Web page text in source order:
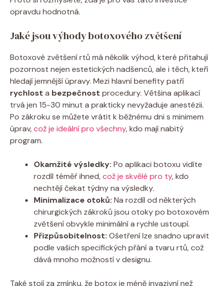
opravdu hodnotná.
Jaké jsou výhody botoxového zvětšení
Botoxové zvětšení rtů má několik výhod, které přitahují
pozornost nejen estetických nadšenců, ale i těch, kteří
hledají jemnější úpravy. Mezi hlavní benefity patří
rychlost a bezpečnost procedury. Většina aplikací
trvá jen 15-30 minut a prakticky nevyžaduje anestézii.
Po zákroku se můžete vrátit k běžnému dni s minimem
úprav,což je ideální pro všechny, kdo mají nabitý
program.
Okamžité výsledky: Po aplikaci botoxu vidíte
rozdíl téměř ihned,což je skvělé pro ty, kdo
nechtějí čekat týdny na výsledky.
Minimalizace otoků: Na rozdíl od některých
chirurgických zákroků jsou otoky po botoxovém
zvětšení obvykle minimální a rychle ustoupí.
Přizpůsobitelnost: Ošetření lze snadno upravit
podle vašich specifických přání a tvaru rtů, což
dává mnoho možností v designu.
Také stojí za zmínku, že botox je méně invazivní než